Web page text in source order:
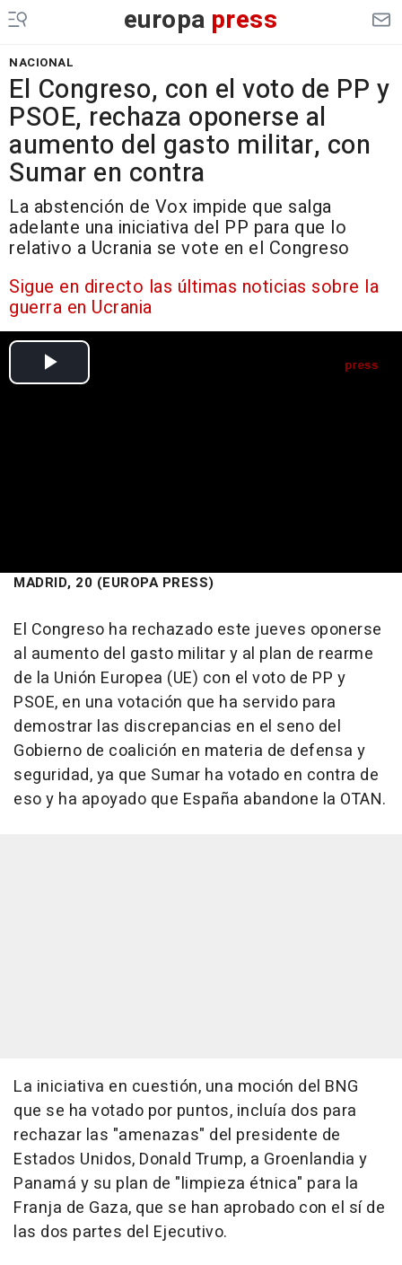
europa press
NACIONAL
El Congreso, con el voto de PP y
PSOE, rechaza oponerse al
aumento del gasto militar, con
Sumar en contra
La abstención de Vox impide que salga
adelante una iniciativa del PP para que lo
relativo a Ucrania se vote en el Congreso
Sigue en directo las últimas noticias sobre la
guerra en Ucrania
MADRID, 20 (EUROPA PRESS)
El Congreso ha rechazado este jueves oponerse
al aumento del gasto militar y al plan de rearme
de la Unión Europea (UE) con el voto de PP y
PSOE, en una votación que ha servido para
demostrar las discrepancias en el seno del
Gobierno de coalición en materia de defensa y
seguridad, ya que Sumar ha votado en contra de
eso y ha apoyado que España abandone la OTAN.
La iniciativa en cuestión, una moción del BNG
que se ha votado por puntos, incluía dos para
rechazar las "amenazas" del presidente de
Estados Unidos, Donald Trump, a Groenlandia y
Panamá y su plan de "limpieza étnica" para la
Franja de Gaza, que se han aprobado con el sí de
las dos partes del Ejecutivo.